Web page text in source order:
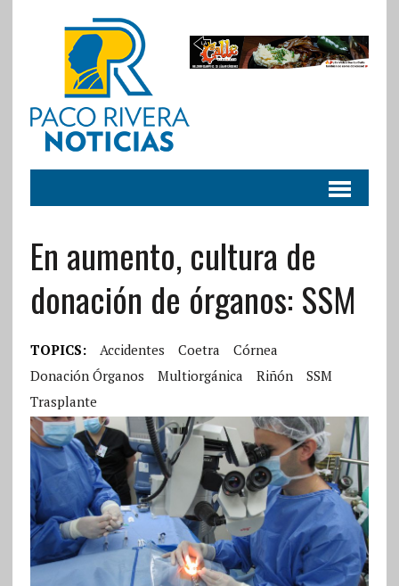
En aumento, cultura de
donación de órganos: SSM
TOPICS: Accidentes Coetra
Córnea
Donación Órganos
Multiorgánica Riñón
SSM
Trasplante